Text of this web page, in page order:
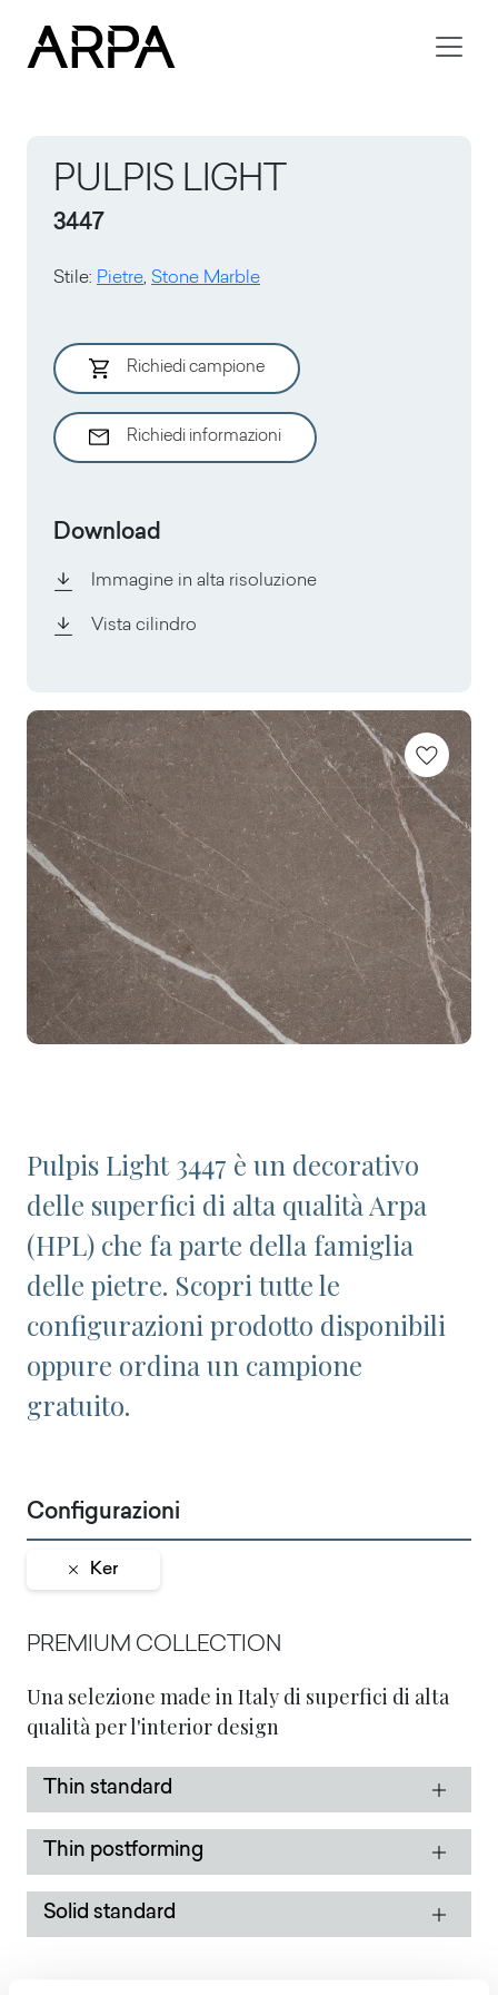
PULPIS LIGHT
3447
Stile: Pietre, Stone Marble
Richiedi campione
Richiedi informazioni
Download
Immagine in alta risoluzione
Vista cilindro
Pulpis Light 3447 è un decorativo
delle superfici di alta qualità Arpa
(HPL) che fa parte della famiglia
delle pietre. Scopri tutte le
configurazioni prodotto disponibili
oppure ordina un campione
gratuito.
Configurazioni
Ker
PREMIUM COLLECTION
Una selezione made in Italy di superfici di alta
qualità per l'interior design
Thin standard
Thin postforming
Solid standard